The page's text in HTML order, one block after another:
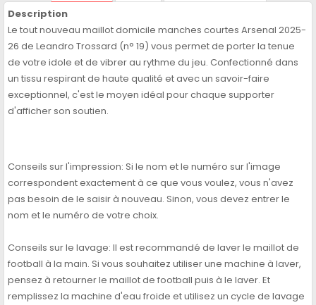
Description
Le tout nouveau maillot domicile manches courtes Arsenal 2025-
26 de Leandro Trossard (n° 19) vous permet de porter la tenue
de votre idole et de vibrer au rythme du jeu. Confectionné dans
un tissu respirant de haute qualité et avec un savoir-faire
exceptionnel, c'est le moyen idéal pour chaque supporter
d'afficher son soutien.
Conseils sur l'impression: Si le nom et le numéro sur l'image
correspondent exactement à ce que vous voulez, vous n'avez
pas besoin de le saisir à nouveau. Sinon, vous devez entrer le
nom et le numéro de votre choix.
Conseils sur le lavage: Il est recommandé de laver le maillot de
football à la main. Si vous souhaitez utiliser une machine à laver,
pensez à retourner le maillot de football puis à le laver. Et
remplissez la machine d'eau froide et utilisez un cycle de lavage